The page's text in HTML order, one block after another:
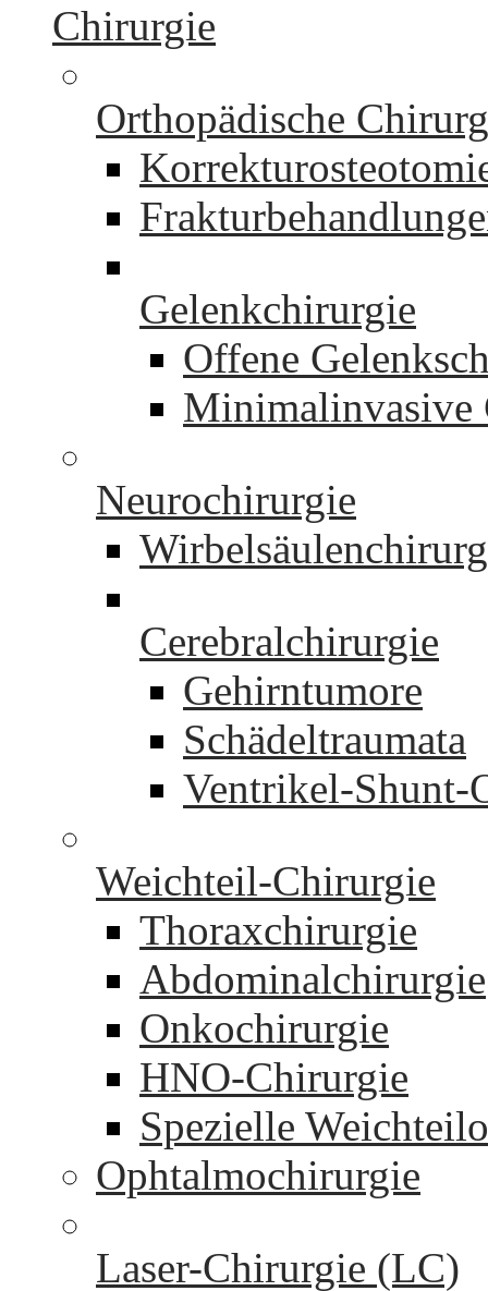
Chirurgie
Orthopädische
Gelenkchirurgie
Offene
Minimalinvasive
Neurochirurgie
Cerebralchirurgie
Gehirntumore
Schädeltraumata
Ventrikel-Shunt-
Weichteil-Chirurgie
Thoraxchirurgie
Abdominalchirurgie
Onkochirurgie
HNO-Chirurgie
Spezielle
Ophtalmochirurgie
Laser-Chirurgie (LC)